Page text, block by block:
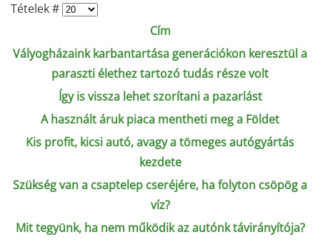
Tételek #
Cím
Vályogházaink karbantartása generációkon keresztül a
paraszti élethez tartozó tudás része volt
Így is vissza lehet szorítani a pazarlást
A használt áruk piaca mentheti meg a Földet
Kis profit, kicsi autó, avagy a tömeges autógyártás
kezdete
Szükség van a csaptelep cseréjére, ha folyton csöpög a
víz?
Mit tegyünk, ha nem működik az autónk távirányítója?